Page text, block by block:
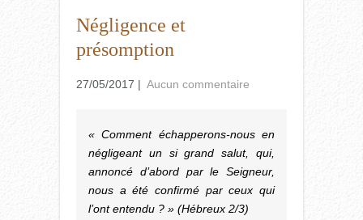
Négligence et
présomption
27/05/2017 | Aucun commentaire
« Comment échapperons-nous en
négligeant un si grand salut, qui,
annoncé d’abord par le Seigneur,
nous a été confirmé par ceux qui
l’ont entendu ? » (Hébreux 2/3)